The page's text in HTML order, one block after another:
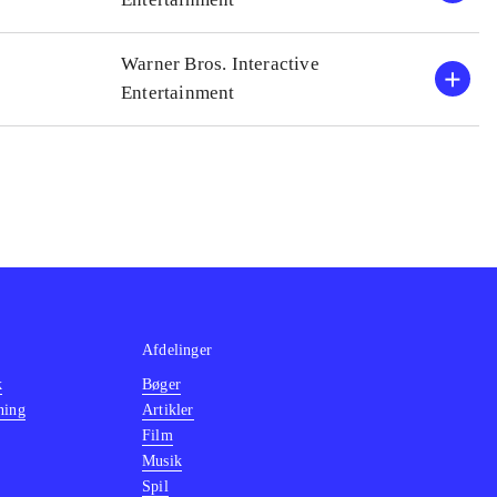
Warner Bros. Interactive
Entertainment
Afdelinger
Bøger
Artikler
Film
Musik
Spil